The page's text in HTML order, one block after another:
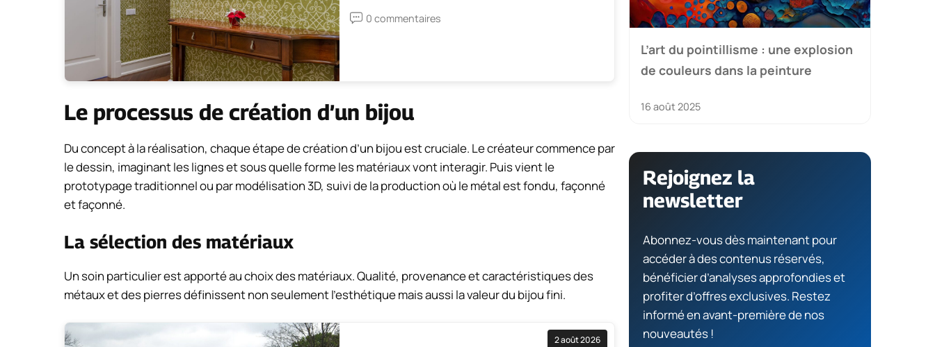
0 commentaires
Le processus de création d’un bijou
Du concept à la réalisation, chaque étape de création d’un bijou est cruciale. Le créateur commence par
le dessin, imaginant les lignes et sous quelle forme les matériaux vont interagir. Puis vient le
prototypage traditionnel ou par modélisation 3D, suivi de la production où le métal est fondu, façonné
et façonné.
La sélection des matériaux
Un soin particulier est apporté au choix des matériaux. Qualité, provenance et caractéristiques des
métaux et des pierres définissent non seulement l’esthétique mais aussi la valeur du bijou fini.
2 août 2026
L’art du pointillisme : une explosion
de couleurs dans la peinture
16 août 2025
Rejoignez la
newsletter
Abonnez-vous dès maintenant pour
accéder à des contenus réservés,
bénéficier d’analyses approfondies et
profiter d’offres exclusives. Restez
informé en avant-première de nos
nouveautés !